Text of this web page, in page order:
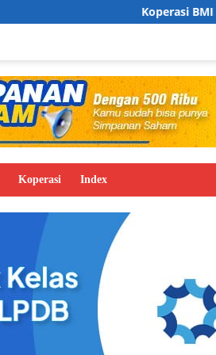
Koperasi BMI Group
Koperasi Index